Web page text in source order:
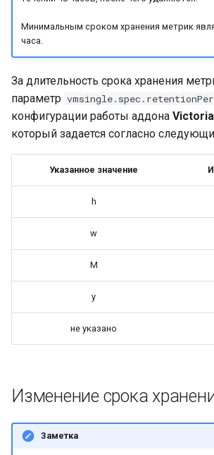
п
о
и
с
а
Удаление Bootsman
кластера
кластера
Kube-
Cilium
нагрузки
Схема взаимодействия
компонентов кластера
Поддержка VXLAN
Поддержка BGP пиринга и
VRF Lite
Сетевая архитектура CNI
Минимальным сроком хранения метрик
часа.
За длительность срока хранения
параметр
конфигурации работы аддона
который задается согласно
Указанное значение
h
w
M
y
не указано
Изменение срока
Заметка